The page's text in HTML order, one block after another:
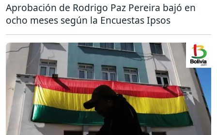
Aprobación de Rodrigo Paz Pereira bajó en
ocho meses según la Encuestas Ipsos